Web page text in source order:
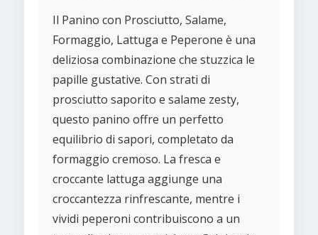
Il Panino con Prosciutto, Salame,
Formaggio, Lattuga e Peperone è una
deliziosa combinazione che stuzzica le
papille gustative. Con strati di
prosciutto saporito e salame zesty,
questo panino offre un perfetto
equilibrio di sapori, completato da
formaggio cremoso. La fresca e
croccante lattuga aggiunge una
croccantezza rinfrescante, mentre i
vividi peperoni contribuiscono a un